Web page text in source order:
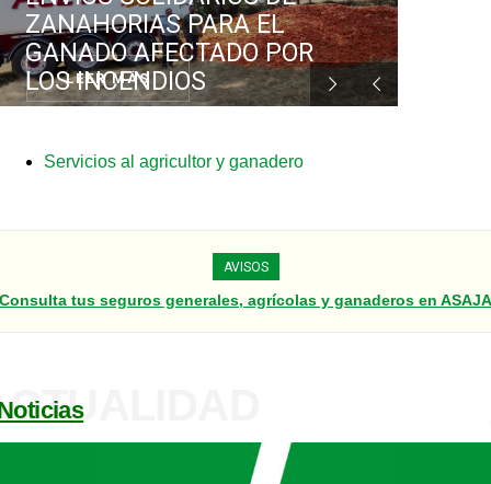
ASAJA Ávila informa
Servicios al agricultor y ganadero
ZANAHORIAS PARA EL
GANADO AFECTADO POR
LOS INCENDIOS
LEER MÁS
AVISOS
Consulta tus seguros generales, agrícolas y ganaderos en ASAJA